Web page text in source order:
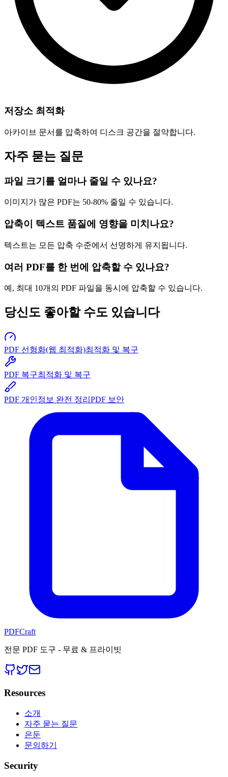
저장소 최적화
아카이브 문서를 압축하여 디스크 공간을 절약합니다.
자주 묻는 질문
파일 크기를 얼마나 줄일 수 있나요?
이미지가 많은 PDF는 50-80% 줄일 수 있습니다.
압축이 텍스트 품질에 영향을 미치나요?
텍스트는 모든 압축 수준에서 선명하게 유지됩니다.
여러 PDF를 한 번에 압축할 수 있나요?
예, 최대 10개의 PDF 파일을 동시에 압축할 수 있습니다.
당신도 좋아할 수도 있습니다
PDF 선형화(웹 최적화)최적화 및 복구
PDF 복구최적화 및 복구
PDF 개인정보 완전 정리 PDF 보안
PDFCraft
전문 PDF 도구 - 무료 & 프라이빗
Resources
소개
자주 묻는 질문
은둔
문의하기
Security